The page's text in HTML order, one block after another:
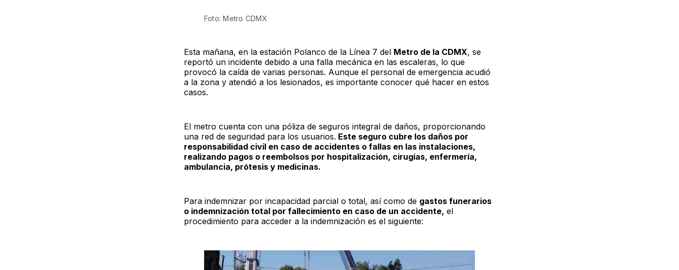
Foto: Metro CDMX
Esta mañana, en la estación Polanco de la Línea 7 del Metro de la CDMX, se
reportó un incidente debido a una falla mecánica en las escaleras, lo que
provocó la caída de varias personas. Aunque el personal de emergencia acudió
a la zona y atendió a los lesionados, es importante conocer qué hacer en estos
casos.
El metro cuenta con una póliza de seguros integral de daños, proporcionando
una red de seguridad para los usuarios. Este seguro cubre los daños por
responsabilidad civil en caso de accidentes o fallas en las instalaciones,
realizando pagos o reembolsos por hospitalización, cirugías, enfermería,
ambulancia, prótesis y medicinas.
Para indemnizar por incapacidad parcial o total, así como de gastos funerarios
o indemnización total por fallecimiento en caso de un accidente, el
procedimiento para acceder a la indemnización es el siguiente: